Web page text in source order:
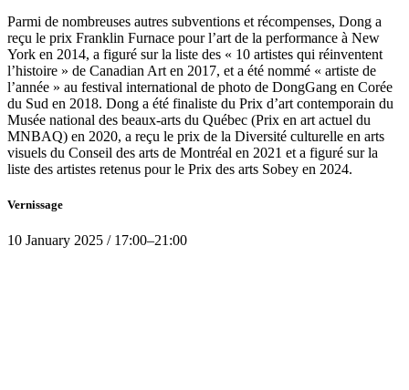
Parmi de nombreuses autres subventions et récompenses, Dong a
reçu le prix Franklin Furnace pour l’art de la performance à New
York en 2014, a figuré sur la liste des « 10 artistes qui réinventent
l’histoire » de Canadian Art en 2017, et a été nommé « artiste de
l’année » au festival international de photo de DongGang en Corée
du Sud en 2018. Dong a été finaliste du Prix d’art contemporain du
Musée national des beaux-arts du Québec (Prix en art actuel du
MNBAQ) en 2020, a reçu le prix de la Diversité culturelle en arts
visuels du Conseil des arts de Montréal en 2021 et a figuré sur la
liste des artistes retenus pour le Prix des arts Sobey en 2024.
Vernissage
10 January 2025 / 17:00–21:00